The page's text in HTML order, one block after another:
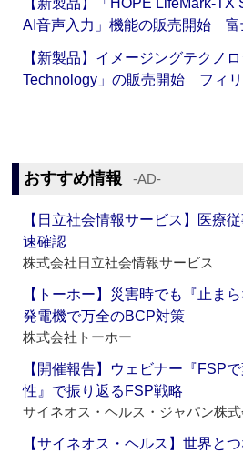
【新製品】「HOPE LifeMark-
AI音声入力」機能の販売開始 富
【新製品】イメージングテクノ
Technology」の販売開始 フィ
おすすめ情報 ‐AD‐
【日立社会情報サービス】医療
速確認
株式会社日立社会情報サービス
【トーホー】災害時でも『止ま
発電機で万全のBCP対策
株式会社トーホー
【開催報告】ウェビナー『FSP
性』で振り返るFSP戦略
サイネオス・ヘルス・ジャパン株
【サイネオス・ヘルス】世界と